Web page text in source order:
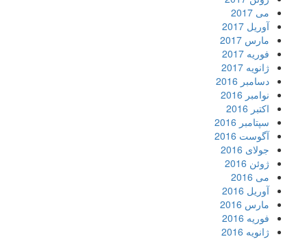
می 2017
آوریل 2017
مارس 2017
فوریه 2017
ژانویه 2017
دسامبر 2016
نوامبر 2016
اکتبر 2016
سپتامبر 2016
آگوست 2016
جولای 2016
ژوئن 2016
می 2016
آوریل 2016
مارس 2016
فوریه 2016
ژانویه 2016